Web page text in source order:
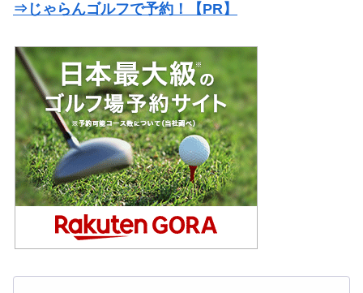
⇒じゃらんゴルフで予約！【PR】